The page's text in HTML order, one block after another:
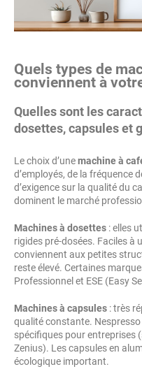
Quels types de
conviennent à
Quelles sont les
dosettes, capsules et
Le choix d’unemachine à
d’employés, de la fréquence
d’exigence sur la qualité du
dominent le marché
Machines à dosettes : elles
rigides pré-dosées. Faciles à
conviennent aux petites
reste élevé. Certaines
Professionnel et ESE (Easy
Machines à capsules : très
qualité constante.
spécifiques pour entreprises
Zenius). Les capsules en
écologique important.